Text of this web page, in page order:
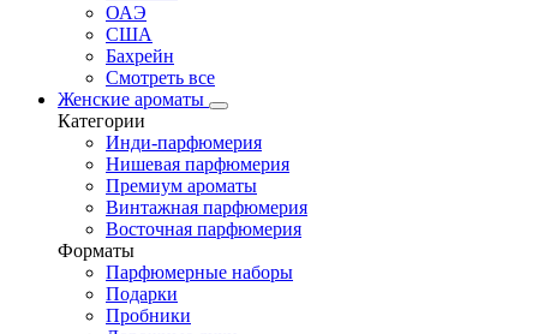
ОАЭ
США
Бахрейн
Смотреть все
Женские ароматы
Категории
Инди-парфюмерия
Нишевая парфюмерия
Премиум ароматы
Винтажная парфюмерия
Восточная парфюмерия
Форматы
Парфюмерные наборы
Подарки
Пробники